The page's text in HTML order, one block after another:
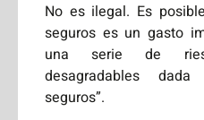
No es ilegal. Es
seguros es un gasto
una serie de
desagradables
seguros”.